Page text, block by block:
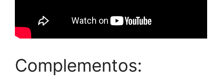
Complementos: